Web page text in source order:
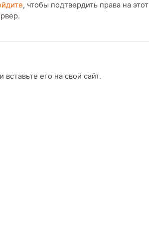
, чтобы подтвердить права на этот
его на свой сайт.